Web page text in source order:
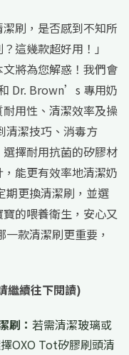
刷，是否感到不知所
這幾款超好用！」
將為您解惑！我們會
Dr. Brown’s 專用奶
用性、清潔效率及操
清潔技巧、消毒方
擇耐用抗菌的矽膠材
能更有效率地清潔奶
期更換清潔刷，並選
的喂養衛生，安心又
款清潔刷更重要，
繼續往下閱讀)
刷： 若需清潔玻璃或
OXO Tot矽膠刷頭清